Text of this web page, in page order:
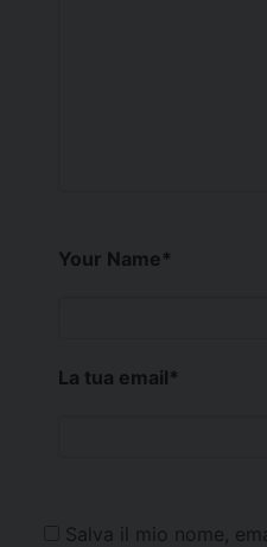
Your Name*
La tua email*
Salva il mio nome,